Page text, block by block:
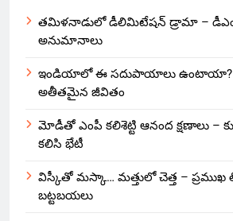
తమిళనాడులో డీలిమిటేషన్ డ్రామా –
అనుమానాలు
ఇండియాలో‌ ఈ సదుపాయాలు ఉంటాయా? –
అతీతమైన జీవితం
మోడీతో ఎంపీ కలిశెట్టి ఆనంద క్షణాలు –
కలిసి భేటీ
విస్కీతో మస్కా… మత్తులో చెత్త – ప్రముఖ
బట్టబయలు